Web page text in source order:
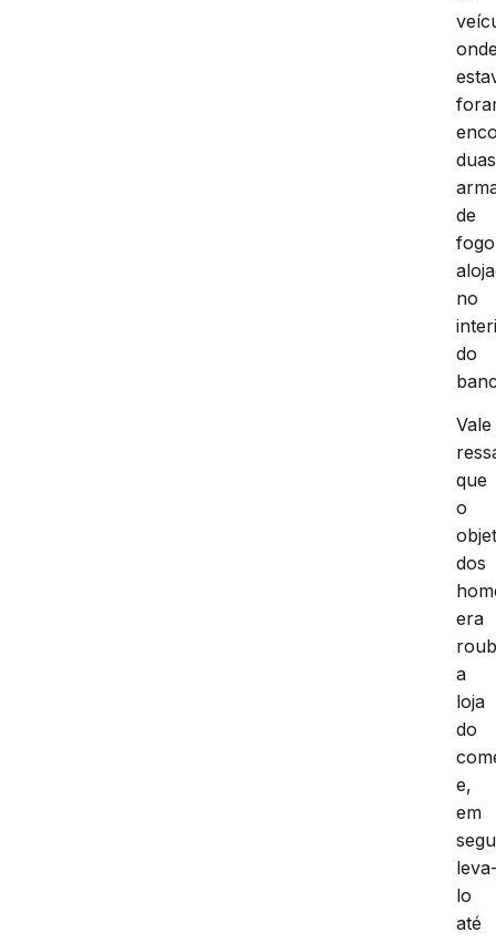
duas
de
fogo
no
do
Vale
que
o
dos
era
a
loja
do
e,
em
lo
até